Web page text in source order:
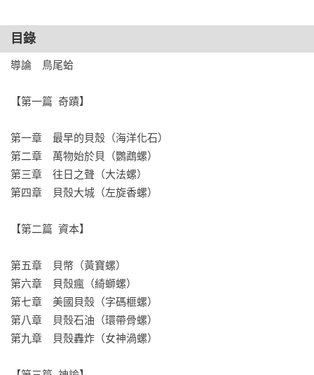
隱密生活。從一度在北美崛起的貝殼大城，到馬爾地夫的海水
暖化警告以及迦納的奴隸城堡，巴內特為世上最具代表性的貝
殼打造出令人難忘的描述。她從孩提時代的好奇開始，漸次鋪
跡；並描繪出貝殼以及製造它們的軟體動物正在向科學家提出
從早期螺號的神祕呼聲，到脊柱與螺塔的演化奇蹟，乃至受到
貝殼啟發的碳捕集現代科學，巴內特始終環繞著她的核心重
點，聆聽大自然的智慧——並根據貝殼的箴言行動，關懷彼此
今日，貝殼充斥在人類生活當中，從為古代眾神發聲到推動今
日的氣候解決方案。謝謝妳，辛西亞．巴內特，因為妳榮耀了
軟體動物留給我們的贈禮——例如一度用來號召信徒禮拜的海
螺——也因為妳給了牠們聲音，替瀕危的海洋請命。」
——賽．蒙哥馬利（Sy Montgomery），暢銷書《章魚的內心
目錄
導論　鳥尾蛤
【第一篇  奇蹟】
第一章　最早的貝殼（海洋化石）
第二章　萬物始於貝（鸚鵡螺）
第三章　往日之聲（大法螺）
第四章　貝殼大城（左旋香螺）
【第二篇  資本】
第五章　貝幣（黃寶螺）
第六章　貝殼瘋（綺螄螺）
第七章　美國貝殼（字碼榧螺）
第八章　貝殼石油（環帶骨螺）
第九章　貝殼轟炸（女神渦螺）